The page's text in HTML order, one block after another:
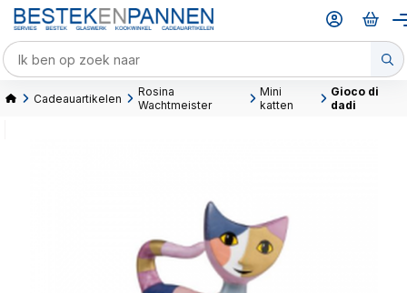
Cadeauartikelen
Rosina
Wachtmeister
Mini
katten
Gioco di
dadi